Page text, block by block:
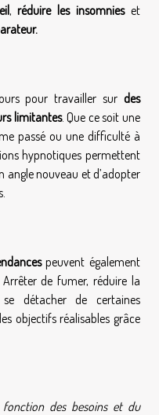
,réduire les insomnieset
pour travailler sur des
limitantes. Que ce soit une
passé ou une difficulté à
hypnotiques permettent
angle nouveau et d’adopter
peuvent également
de fumer, réduire la
détacher de certaines
objectifs réalisables grâce
fonction des besoins et du